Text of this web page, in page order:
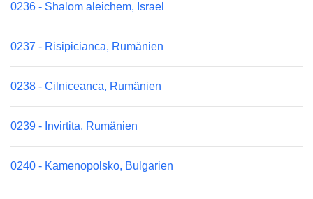
0236 - Shalom aleichem, Israel
0237 - Risipicianca, Rumänien
0238 - Cilniceanca, Rumänien
0239 - Invirtita, Rumänien
0240 - Kamenopolsko, Bulgarien